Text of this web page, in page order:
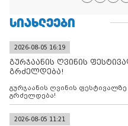
ᲡᲘᲐᲮᲚᲔᲔᲑᲘ
2026-08-05 16:19
გურჯაანის ღვინის
გრძელდება!
გურჯაანის ღვინის
გრძელდება!
2026-08-05 11:21